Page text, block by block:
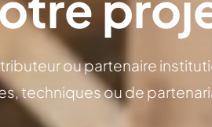
ou partenaire
techniques ou de